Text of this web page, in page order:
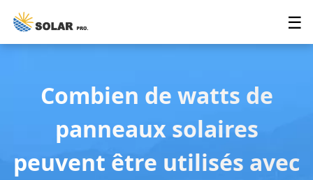
☰
Combien de watts de
panneaux solaires
peuvent être utilisés avec